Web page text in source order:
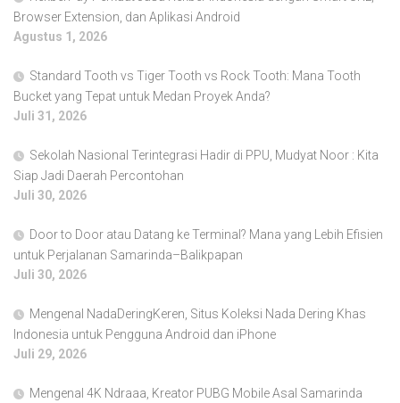
Browser Extension, dan Aplikasi Android
Agustus 1, 2026
Standard Tooth vs Tiger Tooth vs Rock Tooth: Mana Tooth
Bucket yang Tepat untuk Medan Proyek Anda?
Juli 31, 2026
Sekolah Nasional Terintegrasi Hadir di PPU, Mudyat Noor : Kita
Siap Jadi Daerah Percontohan
Juli 30, 2026
Door to Door atau Datang ke Terminal? Mana yang Lebih Efisien
untuk Perjalanan Samarinda–Balikpapan
Juli 30, 2026
Mengenal NadaDeringKeren, Situs Koleksi Nada Dering Khas
Indonesia untuk Pengguna Android dan iPhone
Juli 29, 2026
Mengenal 4K Ndraaa, Kreator PUBG Mobile Asal Samarinda